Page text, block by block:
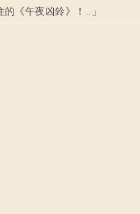
無數人記住的《午夜凶鈴》！ 鈴木光司病逝享年68歲！ 」